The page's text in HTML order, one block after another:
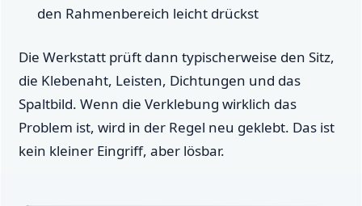
den Rahmenbereich leicht drückst
Die Werkstatt prüft dann typischerweise den Sitz,
die Klebenaht, Leisten, Dichtungen und das
Spaltbild. Wenn die Verklebung wirklich das
Problem ist, wird in der Regel neu geklebt. Das ist
kein kleiner Eingriff, aber lösbar.